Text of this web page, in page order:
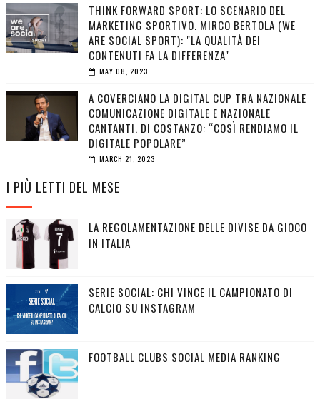
THINK FORWARD SPORT: LO SCENARIO DEL
MARKETING SPORTIVO. MIRCO BERTOLA (WE
ARE SOCIAL SPORT): "LA QUALITÀ DEI
CONTENUTI FA LA DIFFERENZA"
MAY 08, 2023
A COVERCIANO LA DIGITAL CUP TRA NAZIONALE
COMUNICAZIONE DIGITALE E NAZIONALE
CANTANTI. DI COSTANZO: “COSÌ RENDIAMO IL
DIGITALE POPOLARE”
MARCH 21, 2023
I PIÙ LETTI DEL MESE
LA REGOLAMENTAZIONE DELLE DIVISE DA GIOCO
IN ITALIA
SERIE SOCIAL: CHI VINCE IL CAMPIONATO DI
CALCIO SU INSTAGRAM
FOOTBALL CLUBS SOCIAL MEDIA RANKING